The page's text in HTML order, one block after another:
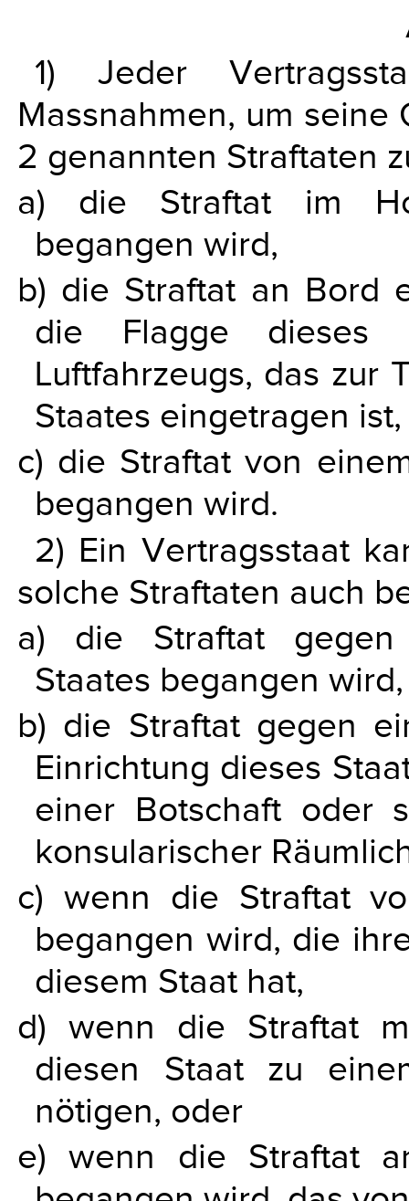
1) Jeder
Massnahmen, um
2 genannten Straftaten
a) die Straftat im
begangen wird,
b) die Straftat an Bord
die Flagge dieses
Luftfahrzeugs, das zur
Staates eingetragen
c) die Straftat von
begangen wird.
2) Ein Vertragsstaat
solche Straftaten auch
a) die Straftat gegen
Staates begangen wird,
b) die Straftat gegen
Einrichtung dieses
einer Botschaft oder
konsularischer
c) wenn die Straftat
begangen wird, die
diesem Staat hat,
d) wenn die Straftat
diesen Staat zu
nötigen, oder
e) wenn die Straftat